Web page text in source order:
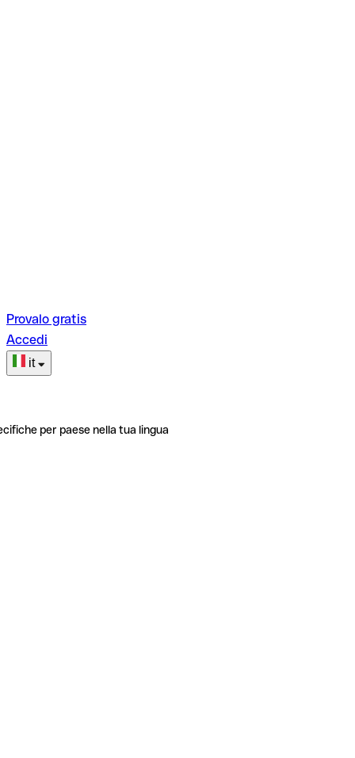
Provalo gratis
Accedi
it
per paese nella tua lingua